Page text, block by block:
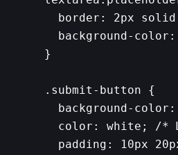
border: 2px
background-
    }
    .submit-button {
background-
color: white; /*
padding: 10px